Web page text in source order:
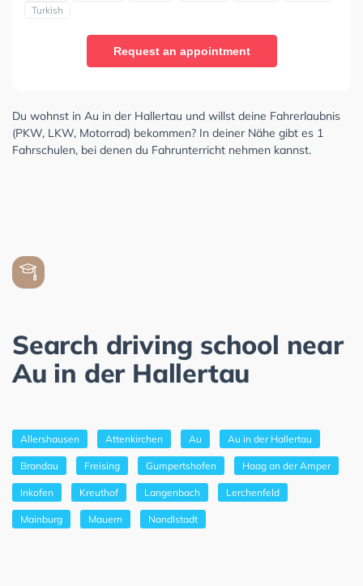
Turkish
Request an appointment
Du wohnst in Au in der Hallertau und willst deine Fahrerlaubnis
(PKW, LKW, Motorrad) bekommen? In deiner Nähe gibt es 1
Fahrschulen, bei denen du Fahrunterricht nehmen kannst.
Search driving school near
Au in der Hallertau
Allershausen Attenkirchen Au Au in der Hallertau
Brandau Freising Gumpertshofen Haag an der Amper
Inkofen Kreuthof Langenbach Lerchenfeld
Mainburg Mauern Nandlstadt